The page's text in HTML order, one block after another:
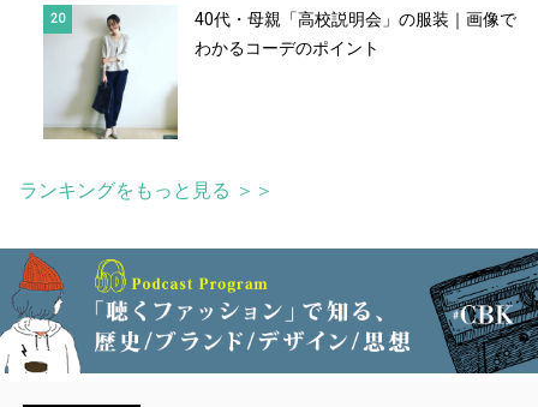
40代・母親「高校説明会」の服装｜画像で
わかるコーデのポイント
ランキングをもっと見る ＞＞